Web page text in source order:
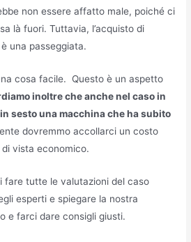
non essere affatto male, poiché ci
là fuori. Tuttavia, l’acquisto di
una passeggiata.
cosa facile. Questo è un aspetto
inoltre che anche nel caso in
sesto una macchina che ha subito
dovremmo accollarci un costo
vista economico.
fare tutte le valutazioni del caso
esperti e spiegare la nostra
e farci dare consigli giusti.